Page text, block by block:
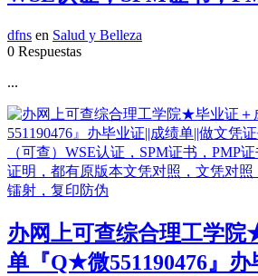
dfns en Salud y Belleza
0 Respuestas
...
办网上可查综合理工学
单『Q★微551190476』办